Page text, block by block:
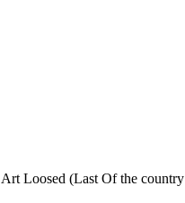
Loosed (Last Of the country